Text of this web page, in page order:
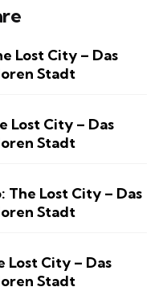
Lost City – Das
Stadt
Lost City – Das
Stadt
The Lost City – Das
Stadt
Lost City – Das
Stadt